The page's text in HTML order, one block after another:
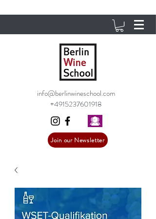
info@berlinwineschool.com
+4915237601918
Join our Newsletter